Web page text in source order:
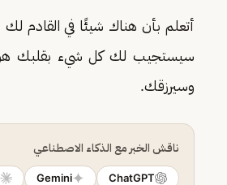
أتعلم بأن هناك شيئًا في القادم
سيستجيب لك كل شيء بقلبك هو
وسيرزقك.
ناقش الخبر مع الذكاء الاصطناعي
ChatGPT
Gemini